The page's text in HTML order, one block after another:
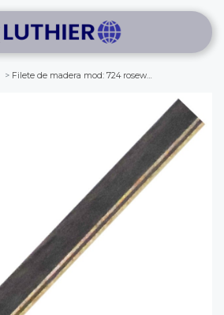
Filete de madera mod: 724 rosewood